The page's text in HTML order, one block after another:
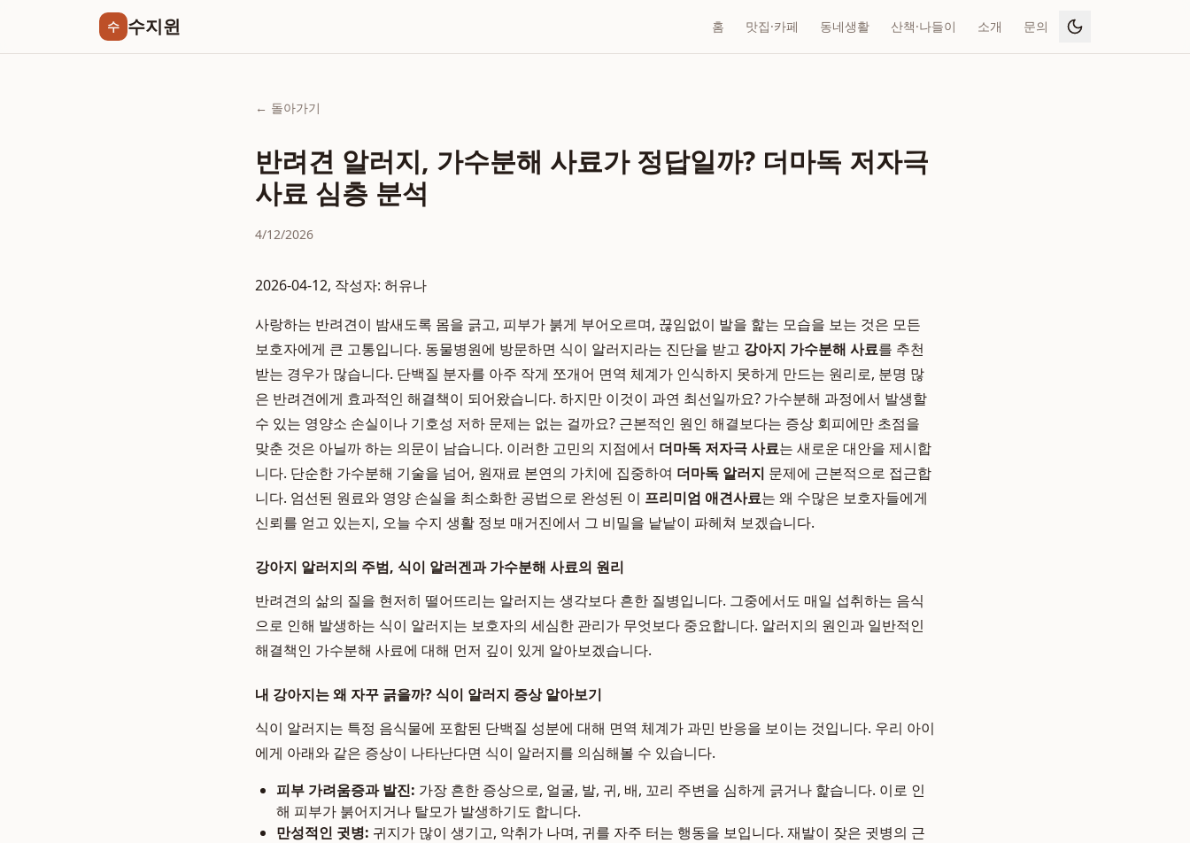
수 수지윈 홈 맛집·카페 동네생활 산책·나들이 소개 문의
← 돌아가기
반려견 알러지, 가수분해 사료가 정답일까? 더마독 저자극
사료 심층 분석
4/12/2026
2026-04-12, 작성자: 허유나
사랑하는 반려견이 밤새도록 몸을 긁고, 피부가 붉게 부어오르며, 끊임없이 발을 핥는 모습을 보는 것은 모든
보호자에게 큰 고통입니다. 동물병원에 방문하면 식이 알러지라는 진단을 받고 강아지 가수분해 사료를 추천
받는 경우가 많습니다. 단백질 분자를 아주 작게 쪼개어 면역 체계가 인식하지 못하게 만드는 원리로, 분명 많
은 반려견에게 효과적인 해결책이 되어왔습니다. 하지만 이것이 과연 최선일까요? 가수분해 과정에서 발생할
수 있는 영양소 손실이나 기호성 저하 문제는 없는 걸까요? 근본적인 원인 해결보다는 증상 회피에만 초점을
맞춘 것은 아닐까 하는 의문이 남습니다. 이러한 고민의 지점에서 더마독 저자극 사료는 새로운 대안을 제시합
니다. 단순한 가수분해 기술을 넘어, 원재료 본연의 가치에 집중하여 더마독 알러지 문제에 근본적으로 접근합
니다. 엄선된 원료와 영양 손실을 최소화한 공법으로 완성된 이 프리미엄 애견사료는 왜 수많은 보호자들에게
신뢰를 얻고 있는지, 오늘 수지 생활 정보 매거진에서 그 비밀을 낱낱이 파헤쳐 보겠습니다.
강아지 알러지의 주범, 식이 알러겐과 가수분해 사료의 원리
반려견의 삶의 질을 현저히 떨어뜨리는 알러지는 생각보다 흔한 질병입니다. 그중에서도 매일 섭취하는 음식
으로 인해 발생하는 식이 알러지는 보호자의 세심한 관리가 무엇보다 중요합니다. 알러지의 원인과 일반적인
해결책인 가수분해 사료에 대해 먼저 깊이 있게 알아보겠습니다.
내 강아지는 왜 자꾸 긁을까? 식이 알러지 증상 알아보기
식이 알러지는 특정 음식물에 포함된 단백질 성분에 대해 면역 체계가 과민 반응을 보이는 것입니다. 우리 아이
에게 아래와 같은 증상이 나타난다면 식이 알러지를 의심해볼 수 있습니다.
피부 가려움증과 발진: 가장 흔한 증상으로, 얼굴, 발, 귀, 배, 꼬리 주변을 심하게 긁거나 핥습니다. 이로 인
해 피부가 붉어지거나 탈모가 발생하기도 합니다.
만성적인 귓병: 귀지가 많이 생기고, 악취가 나며, 귀를 자주 터는 행동을 보입니다. 재발이 잦은 귓병의 근